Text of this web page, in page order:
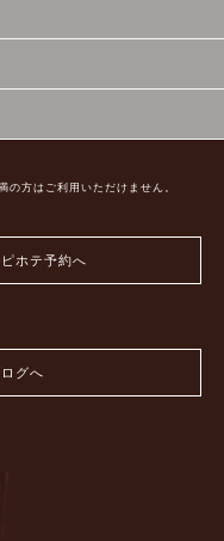
方はご利用いただけません。
ホテ予約へ
グへ